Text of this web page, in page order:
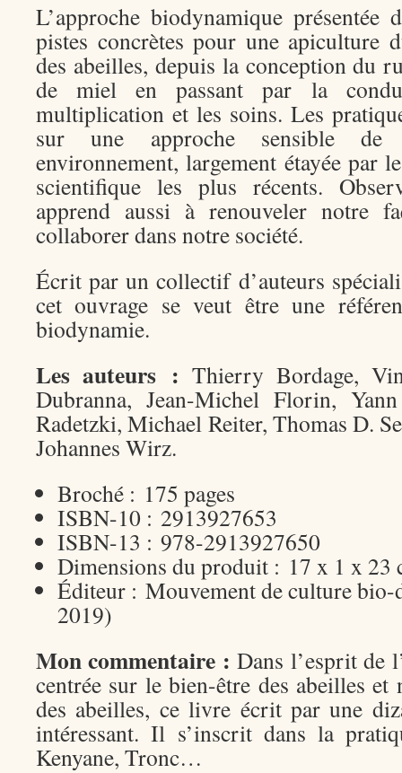
L’approche biodynamique
pistes concrètes pour une apiculture
des abeilles, depuis la conception du
de miel en passant par la
multiplication et les soins. Les
sur une approche sensible de
environnement, largement étayée par
scientifique les plus récents.
apprend aussi à renouveler notre
collaborer dans notre société.
Écrit par un collectif d’auteurs
cet ouvrage se veut être une
biodynamie.
Les auteurs : Thierry Bordage,
Dubranna, Jean-Michel Florin,
Radetzki, Michael Reiter, Thomas D.
Johannes Wirz.
Broché : 175 pages
ISBN-10 : 2913927653
ISBN-13 : 978-2913927650
Dimensions du produit : 17 x 1 x 23
Éditeur : Mouvement de culture
2019)
Mon commentaire : Dans l’esprit de
centrée sur le bien-être des abeilles
des abeilles, ce livre écrit par une
intéressant. Il s’inscrit dans la
Kenyane, Tronc…